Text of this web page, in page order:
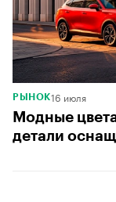
РЫНОК16 июля
Модные
детали